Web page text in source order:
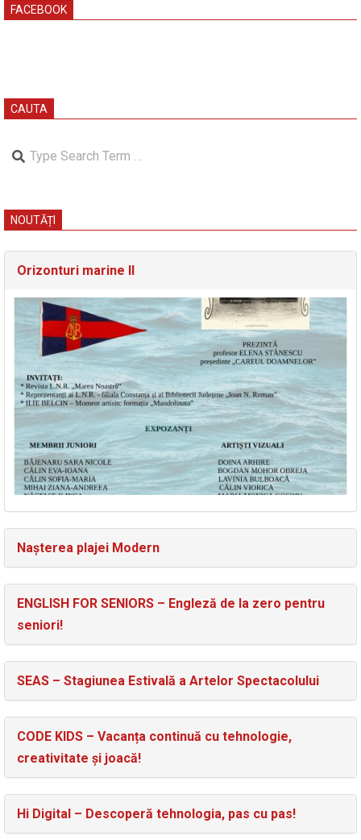
FACEBOOK
CAUTA
Search
NOUTĂȚI
Orizonturi marine II
Nașterea plajei Modern
ENGLISH FOR SENIORS – Engleză de la zero pentru
seniori!
SEAS – Stagiunea Estivală a Artelor Spectacolului
CODE KIDS – Vacanța continuă cu tehnologie,
creativitate și joacă!
Hi Digital – Descoperă tehnologia, pas cu pas!